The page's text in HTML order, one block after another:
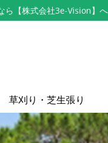
ら【株式会社3e-Vision】へ
草刈り・芝生張り